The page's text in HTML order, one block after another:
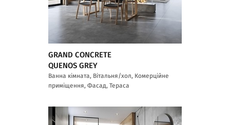
GRAND CONCRETE
QUENOS GREY
Ванна кімната, Вітальня/хол, Комерційне
приміщення, Фасад, Тераса